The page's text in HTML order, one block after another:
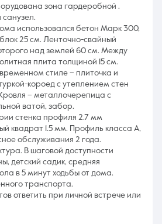
зона гардеробной .
использовался бетон Марк 300,
25 см. Ленточно-свайный
над землей 60 см. Между
плита толщиной 15 см.
стиле – плиточка и
короед с утеплением стен
– металлочерепица с
ватой, забор.
стенка профиля 2.7 мм
квадрат 1.5 мм. Профиль класса А,
обслуживания 2 года.
В шаговой доступности
детский садик, средняя
в 5 минут ходьбы от дома.
транспорта.
ответить при личной встрече или